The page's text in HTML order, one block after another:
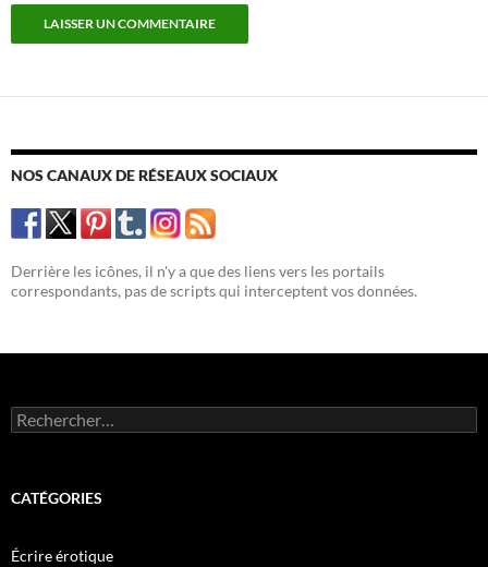
NOS CANAUX DE RÉSEAUX SOCIAUX
Derrière les icônes, il n'y a que des liens vers les portails
correspondants, pas de scripts qui interceptent vos données.
Rechercher :
CATÉGORIES
Écrire érotique